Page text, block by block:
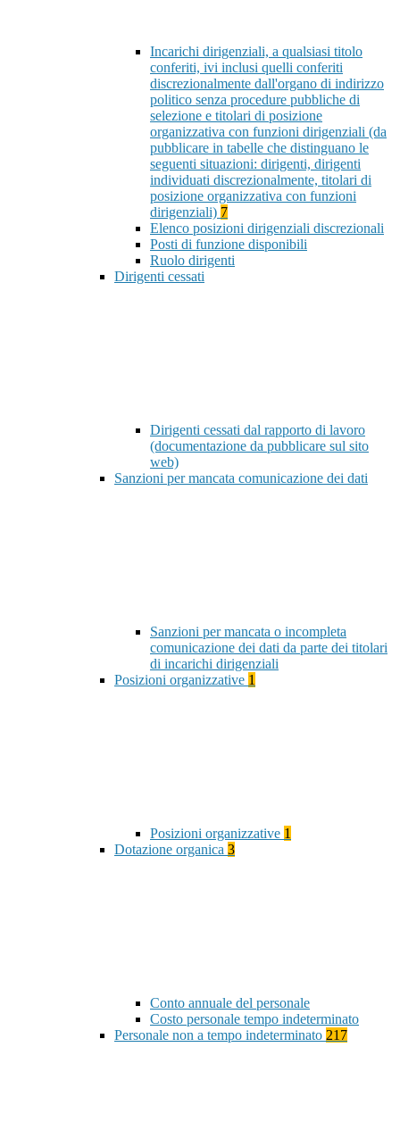
Incarichi dirigenziali, a qualsiasi titolo
conferiti, ivi inclusi quelli conferiti
discrezionalmente dall'organo di indirizzo
politico senza procedure pubbliche di
selezione e titolari di posizione
organizzativa con funzioni dirigenziali (da
pubblicare in tabelle che distinguano le
seguenti situazioni: dirigenti, dirigenti
individuati discrezionalmente, titolari di
posizione organizzativa con funzioni
dirigenziali) 7
Elenco posizioni dirigenziali discrezionali
Posti di funzione disponibili
Ruolo dirigenti
Dirigenti cessati
Dirigenti cessati dal rapporto di lavoro
(documentazione da pubblicare sul sito
web)
Sanzioni per mancata comunicazione dei dati
Sanzioni per mancata o incompleta
comunicazione dei dati da parte dei titolari
di incarichi dirigenziali
Posizioni organizzative 1
Posizioni organizzative 1
Dotazione organica 3
Conto annuale del personale
Costo personale tempo indeterminato
Personale non a tempo indeterminato 217